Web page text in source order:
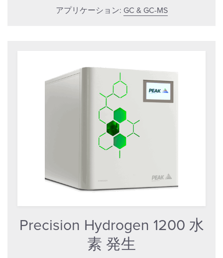
アプリケーション: GC & GC-MS
Precision Hydrogen 1200 水
素 発生